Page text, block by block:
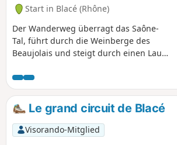
Start in Blacé (Rhône)
Der Wanderweg überragt das Saône-
Tal, führt durch die Weinberge des
Beaujolais und steigt durch einen Laub-
Bei einer Pause an der Kapelle Saint-
Bonnet können Sie die Schönheit des
Panoramas über das Saône-Tal und das
Beaujolais bewundern.
Le grand circuit de Blacé
Visorando-Mitglied